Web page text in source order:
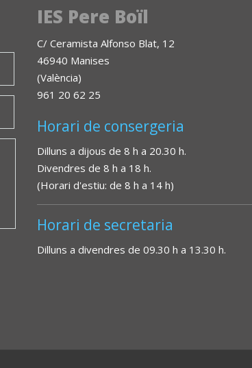
IES Pere Boïl
C/ Ceramista Alfonso Blat, 12
46940 Manises
(València)
961 20 62 25
Horari de consergeria
Dilluns a dijous de 8 h a 20.30 h.
Divendres de 8 h a 18 h.
(Horari d'estiu: de 8 h a 14 h)
Horari de secretaria
Dilluns a divendres de 09.30 h a 13.30 h.